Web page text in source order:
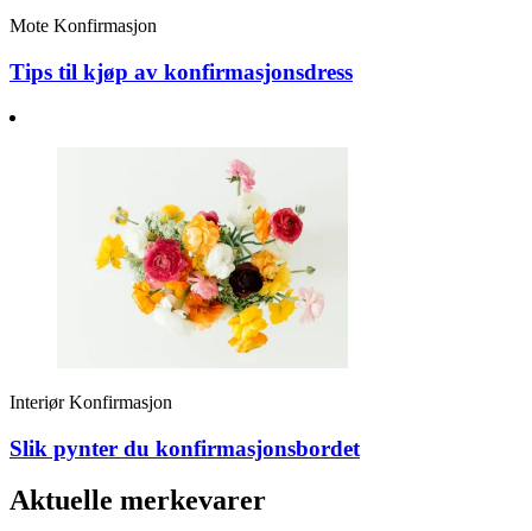
Mote Konfirmasjon
Tips til kjøp av konfirmasjonsdress
Interiør Konfirmasjon
Slik pynter du konfirmasjonsbordet
Aktuelle merkevarer